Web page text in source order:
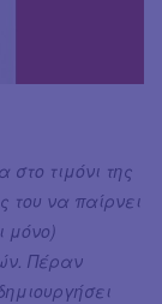
στο τιμόνι της
του να παίρνει
μόνο)
Πέραν